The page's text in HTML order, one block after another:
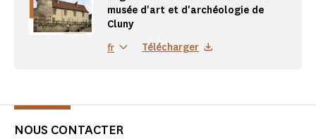
musée d'art et d'archéologie de
Cluny
fr Télécharger
NOUS CONTACTER